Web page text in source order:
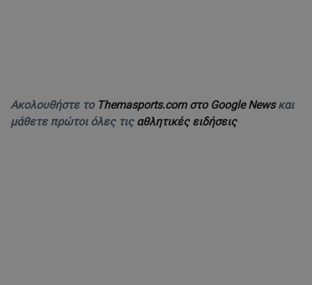
Ακολουθήστε το Themasports.com στο Google Newsκαι
μάθετε πρώτοι όλες τις αθλητικές ειδήσεις